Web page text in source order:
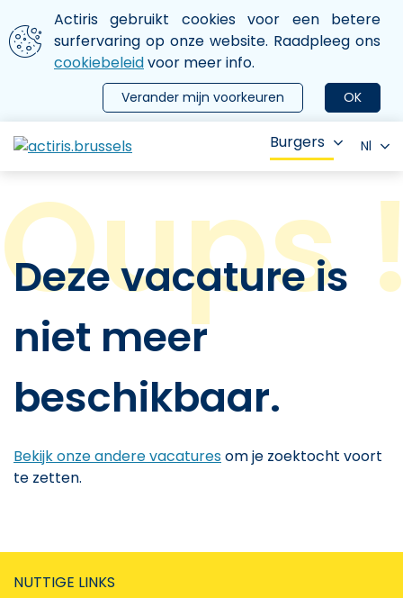
Aller au contenu principal
We gebruiken cookies
Actiris gebruikt cookies voor een betere
surfervaring op onze website. Raadpleeg ons
cookiebeleidvoor meer info.
OK
Verander mijn voorkeuren
le menu
Burgers Nl
Deze vacature is
niet meer
beschikbaar.
Bekijk onze andere vacaturesom je zoektocht voort
te zetten.
NUTTIGE LINKS